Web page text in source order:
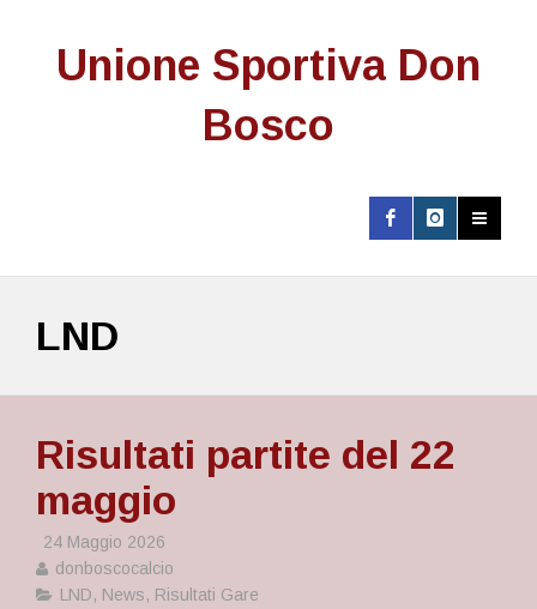
Unione Sportiva Don
Bosco
LND
Risultati partite del 22
maggio
24 Maggio 2026
donboscocalcio
LND, News, Risultati Gare